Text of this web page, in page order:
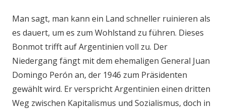
Man sagt, man kann ein Land schneller ruinieren als
es dauert, um es zum Wohlstand zu führen. Dieses
Bonmot trifft auf Argentinien voll zu. Der
Niedergang fängt mit dem ehemaligen General Juan
Domingo Perón an, der 1946 zum Präsidenten
gewählt wird. Er verspricht Argentinien einen dritten
Weg zwischen Kapitalismus und Sozialismus, doch in